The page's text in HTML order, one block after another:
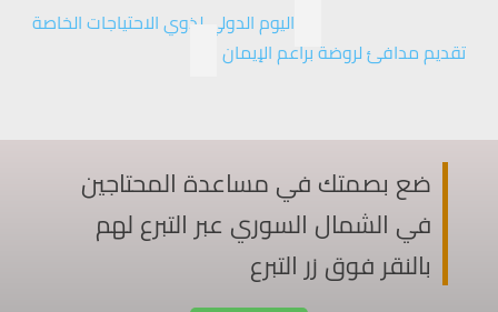
اليوم الدولي لذوي الاحتياجات الخاصة
تقديم مدافئ لروضة براعم الإيمان
ضع بصمتك في مساعدة المحتاجين
في الشمال السوري عبر التبرع لهم
بالنقر فوق زر التبرع